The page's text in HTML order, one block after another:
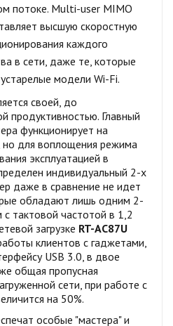
потоке. Multi-user MIMO
высшую скоростную
каждого
в сети, даже те, которые
модели Wi-Fi.
своей, до
продуктивностью. Главный
функционирует на
но для воплощения режима
эксплуатацией в
индивидуальный 2-х
даже в сравнение не идет
обладают лишь одним 2-
тактовой частотой в 1,2
загрузке RT-AC87U
клиентов с гаджетами,
USB 3.0, в двое
общая пропусная
сети, при работе с
на 50%.
особые "мастера" и